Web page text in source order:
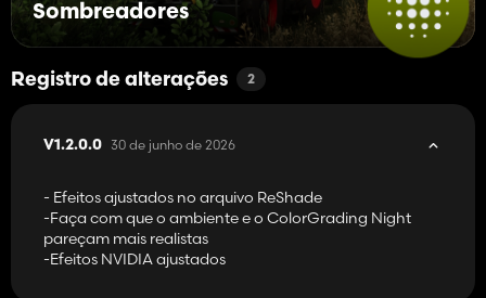
Sombreadores
Registro de alterações 2
V1.2.0.0 30 de junho de 2026
- Efeitos ajustados no arquivo ReShade
-Faça com que o ambiente e o ColorGrading Night
pareçam mais realistas
-Efeitos NVIDIA ajustados